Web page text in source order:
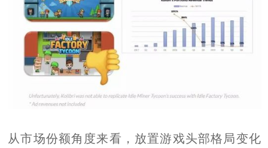
从市场份额角度来看，放置游戏头部格局变化